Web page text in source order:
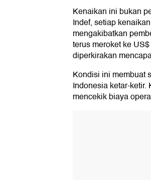
Kenaikan ini bukan
Indef, setiap
mengakibatkan
terus meroket ke
diperkirakan
Kondisi ini membuat
Indonesia ketar-
mencekik biaya